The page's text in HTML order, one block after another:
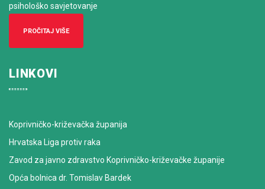
psihološko savjetovanje
PROČITAJ VIŠE
LINKOVI
Koprivničko-križevačka županija
Hrvatska Liga protiv raka
Zavod za javno zdravstvo Koprivničko-križevačke županije
Opća bolnica dr. Tomislav Bardek